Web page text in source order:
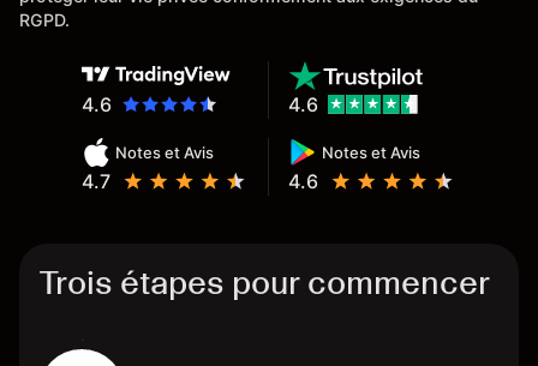
RGPD.
4.6
Notes et Avis
4.7
Notes et Avis
4.6
4.6
Trois étapes pour commencer